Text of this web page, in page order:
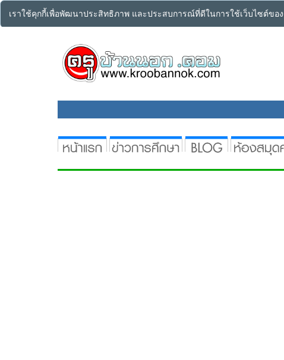
เราใช้คุกกี้เพื่อพัฒนาประสิทธิภาพ และประสบการณ์ที่ดีในการใช้เว็บไซต์ข